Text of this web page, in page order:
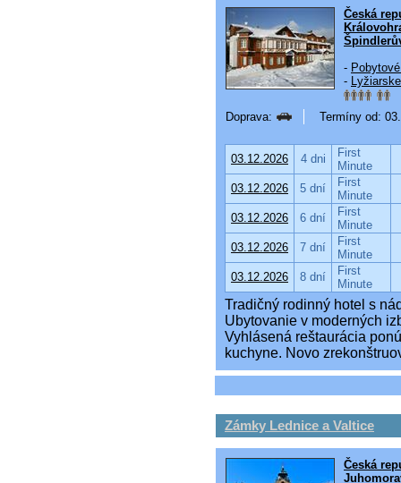
Česká
-
-
Doprava: Termíny od:
03.12.2026 4 dni
First
Minute
03.12.2026
5 dní
First
Minute
03.12.2026
6 dní
First
Minute
03.12.2026
7 dní
First
Minute
03.12.2026
8 dní
First
Minute
Tradičný rodinný hotel s
Ubytovanie v moderných
Vyhlásená reštaurácia
kuchyne. Novo
Zámky Lednice a Valtice
Česká